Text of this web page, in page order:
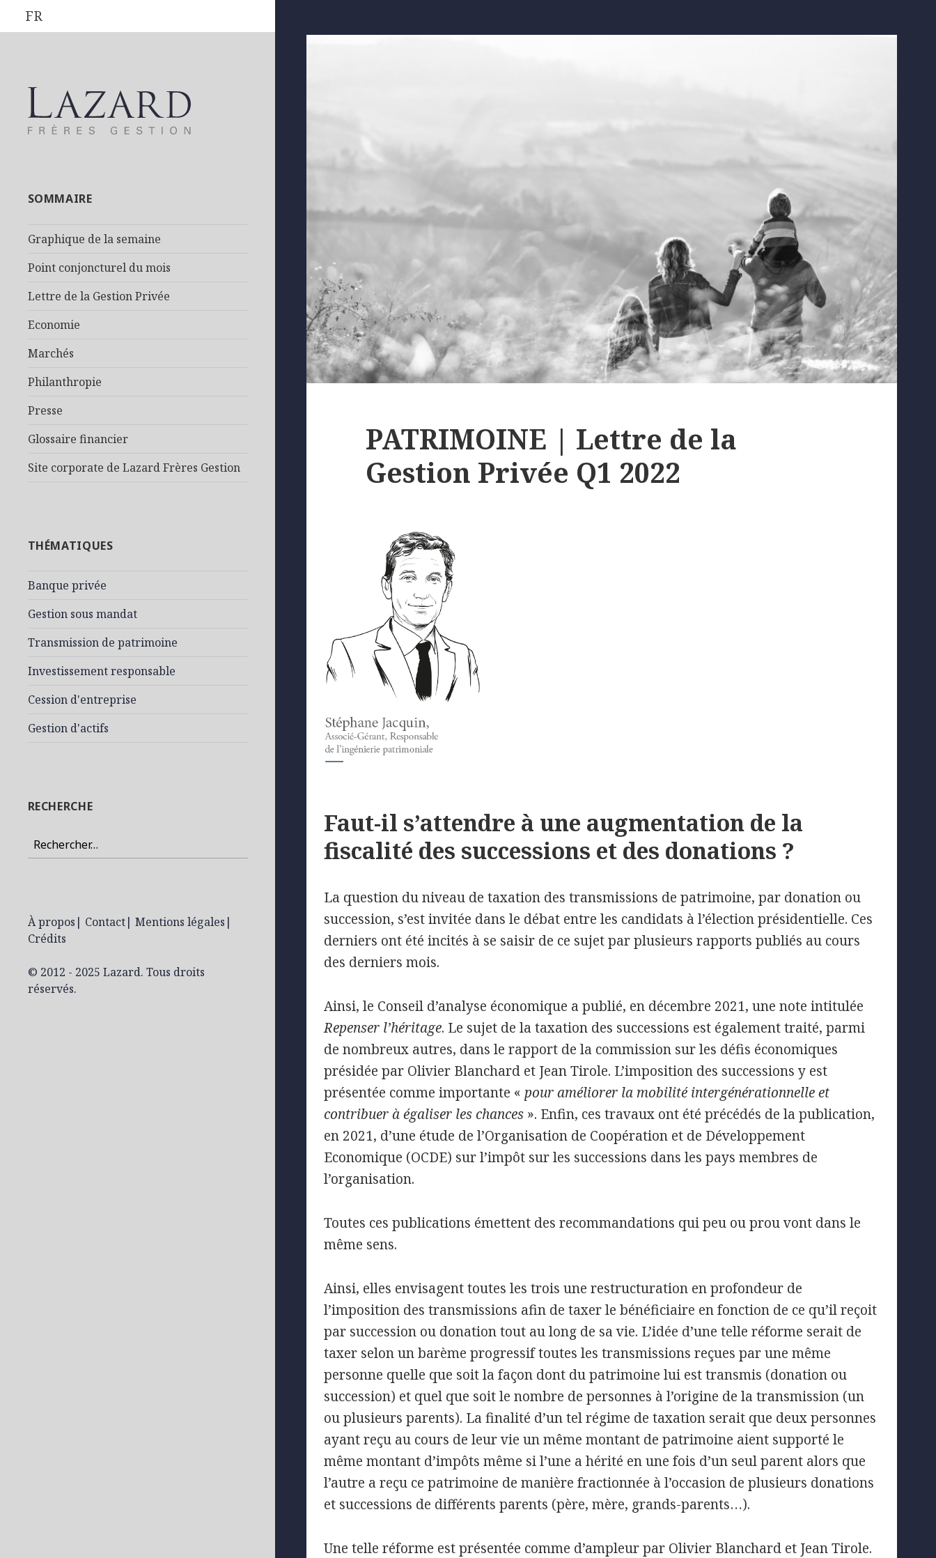
FR
SOMMAIRE
Graphique de la semaine
Point conjoncturel du mois
Lettre de la Gestion Privée
Economie
Marchés
Philanthropie
Presse
Glossaire financier
Site corporate de Lazard Frères Gestion
THÉMATIQUES
Banque privée
Gestion sous mandat
Transmission de patrimoine
Investissement responsable
Cession d'entreprise
Gestion d'actifs
RECHERCHE
Rechercher :
À propos | Contact| Mentions légales |
Crédits
© 2012 - 2025 Lazard. Tous droits
réservés.
PATRIMOINE | Lettre de la
Gestion Privée Q1 2022
Faut-il s’attendre à une augmentation de la
fiscalité des successions et des donations ?
La question du niveau de taxation des transmissions de patrimoine, par donation ou
succession, s’est invitée dans le débat entre les candidats à l’élection présidentielle. Ces
derniers ont été incités à se saisir de ce sujet par plusieurs rapports publiés au cours
des derniers mois.
Ainsi, le Conseil d’analyse économique a publié, en décembre 2021, une note intitulée
Repenser l’héritage. Le sujet de la taxation des successions est également traité, parmi
de nombreux autres, dans le rapport de la commission sur les défis économiques
présidée par Olivier Blanchard et Jean Tirole. L’imposition des successions y est
présentée comme importante « pour améliorer la mobilité intergénérationnelle et
contribuer à égaliser les chances ». Enfin, ces travaux ont été précédés de la publication,
en 2021, d’une étude de l’Organisation de Coopération et de Développement
Economique (OCDE) sur l’impôt sur les successions dans les pays membres de
l’organisation.
Toutes ces publications émettent des recommandations qui peu ou prou vont dans le
même sens.
Ainsi, elles envisagent toutes les trois une restructuration en profondeur de
l’imposition des transmissions afin de taxer le bénéficiaire en fonction de ce qu’il reçoit
par succession ou donation tout au long de sa vie. L’idée d’une telle réforme serait de
taxer selon un barème progressif toutes les transmissions reçues par une même
personne quelle que soit la façon dont du patrimoine lui est transmis (donation ou
succession) et quel que soit le nombre de personnes à l’origine de la transmission (un
ou plusieurs parents). La finalité d’un tel régime de taxation serait que deux personnes
ayant reçu au cours de leur vie un même montant de patrimoine aient supporté le
même montant d’impôts même si l’une a hérité en une fois d’un seul parent alors que
l’autre a reçu ce patrimoine de manière fractionnée à l’occasion de plusieurs donations
et successions de différents parents (père, mère, grands-parents…).
Une telle réforme est présentée comme d’ampleur par Olivier Blanchard et Jean Tirole.